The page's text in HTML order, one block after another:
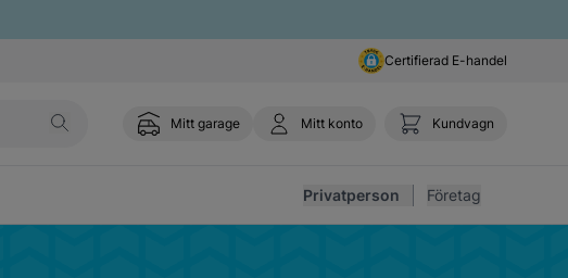
Certifierad E-handel
Mitt garage Mitt konto Kundvagn
Privatperson Företag